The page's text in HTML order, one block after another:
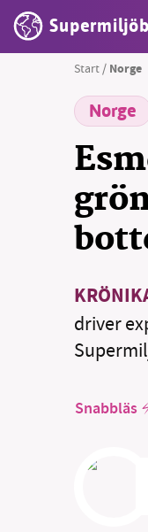
Start / Norge
Norge
driver
Snabbläs